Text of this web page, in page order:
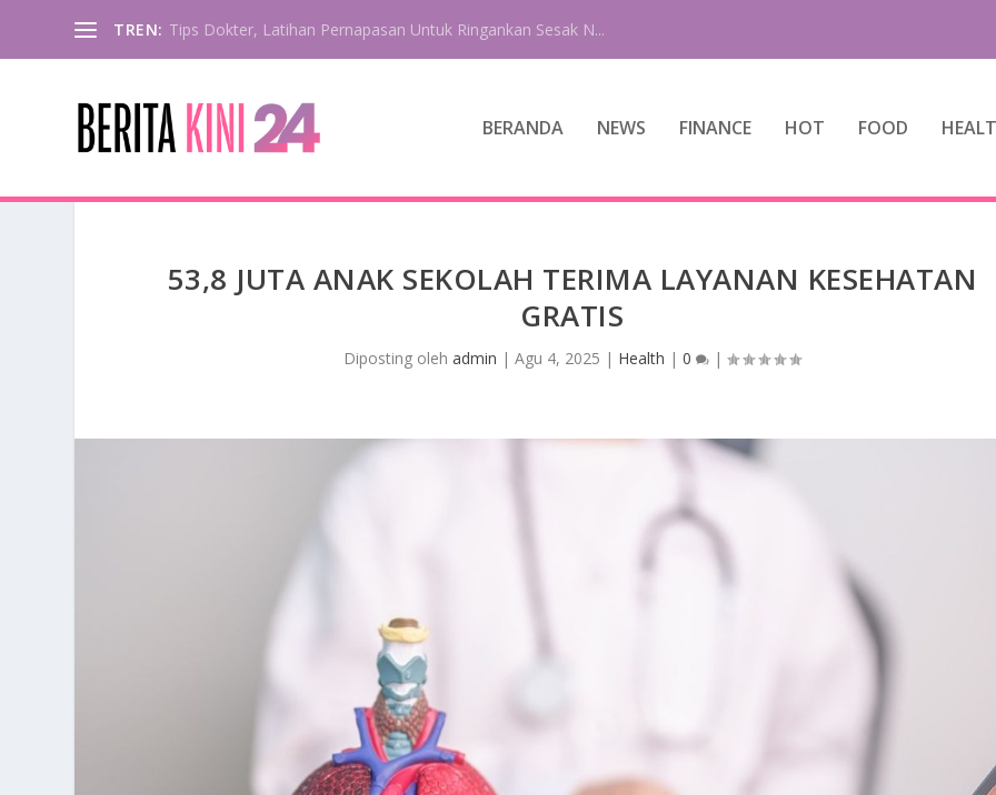
TREN: Tips Dokter, Latihan Pernapasan Untuk Ringankan Sesak N...
BERANDA NEWS FINANCE HOT FOOD
53,8 JUTA ANAK SEKOLAH TERIMA LAYANAN KESEHATAN
GRATIS
Diposting olehadmin |Agu 4, 2025 | Health |0 |